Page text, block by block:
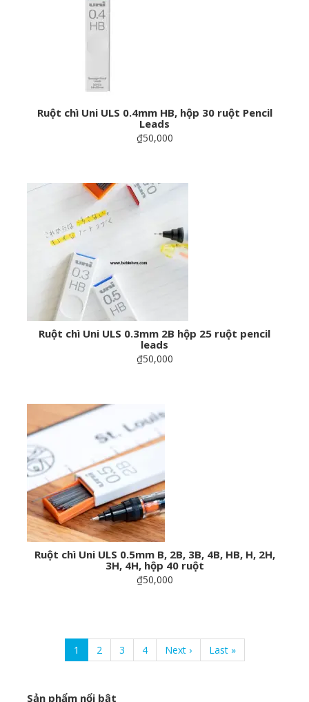
Ruột chì Uni ULS 0.4mm HB, hộp 30 ruột Pencil
Leads
₫50,000
Ruột chì Uni ULS 0.3mm 2B hộp 25 ruột pencil
leads
₫50,000
Ruột chì Uni ULS 0.5mm B, 2B, 3B, 4B, HB, H, 2H,
3H, 4H, hộp 40 ruột
₫50,000
Pagination
Current
page
1 Page
2 Page
3 Page
4
Next
page
Next ›
Last
page
Last »
Sản phẩm nổi bật